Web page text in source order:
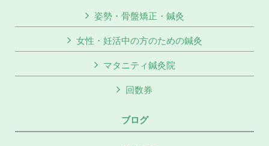
姿勢・骨盤矯正・鍼灸
女性・妊活中の方のための鍼灸
マタニティ鍼灸院
回数券
ブログ